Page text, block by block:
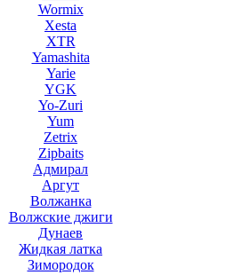
Wormix
Xesta
XTR
Yamashita
Yarie
YGK
Yo-Zuri
Yum
Zetrix
Zipbaits
Адмирал
Аргут
Волжанка
Волжские джиги
Дунаев
Жидкая латка
Зимородок